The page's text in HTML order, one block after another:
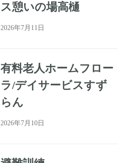
ス憩いの場高樋
2026年7月11日
有料老人ホームフロー
ラ/デイサービスすず
らん
2026年7月10日